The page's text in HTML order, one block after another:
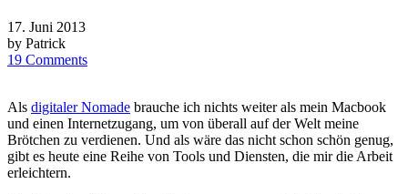
17. Juni 2013
by Patrick
19 Comments
Als digitaler Nomade brauche ich nichts weiter als mein Macbook
und einen Internetzugang, um von überall auf der Welt meine
Brötchen zu verdienen. Und als wäre das nicht schon schön genug,
gibt es heute eine Reihe von Tools und Diensten, die mir die Arbeit
erleichtern.